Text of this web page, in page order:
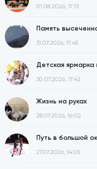
01.08.2026, 17:13
Память
31.07.2026, 17:45
Детская
30.07.2026, 17:42
Жизнь на руках
28.07.2026, 16:02
Путь в большой
27.07.2026, 14:05